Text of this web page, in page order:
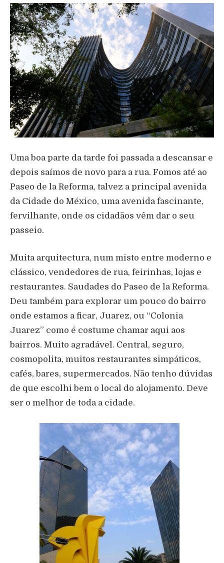
Uma boa parte da tarde foi passada a descansar e
depois saímos de novo para a rua. Fomos até ao
Paseo de la Reforma, talvez a principal avenida
da Cidade do México, uma avenida fascinante,
fervilhante, onde os cidadãos vêm dar o seu
passeio.
Muita arquitectura, num misto entre moderno e
clássico, vendedores de rua, feirinhas, lojas e
restaurantes. Saudades do Paseo de la Reforma.
Deu também para explorar um pouco do bairro
onde estamos a ficar, Juarez, ou “Colonia
Juarez” como é costume chamar aqui aos
bairros. Muito agradável. Central, seguro,
cosmopolita, muitos restaurantes simpáticos,
cafés, bares, supermercados. Não tenho dúvidas
de que escolhi bem o local do alojamento. Deve
ser o melhor de toda a cidade.